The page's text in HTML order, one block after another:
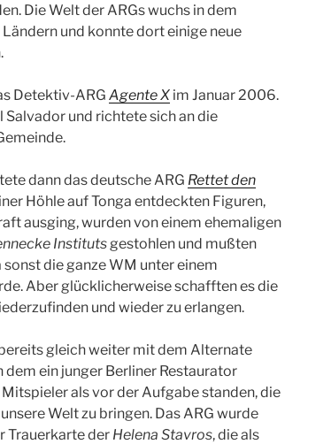
Die Welt der ARGs wuchs in dem
und konnte dort einige neue
Detektiv-ARG Agente X im Januar 2006.
Salvador und richtete sich an die
dann das deutsche ARG Rettet den
Höhle auf Tonga entdeckten Figuren,
ausging, wurden von einem ehemaligen
Instituts gestohlen und mußten
die ganze WM unter einem
Aber glücklicherweise schafften es die
und wieder zu erlangen.
gleich weiter mit dem Alternate
dem ein junger Berliner Restaurator
Mitspieler als vor der Aufgabe standen, die
Welt zu bringen. Das ARG wurde
Trauerkarte der Helena Stavros, die als